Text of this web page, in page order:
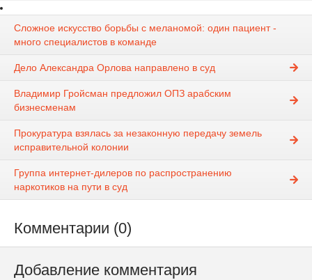
Сложное искусство борьбы с меланомой: один пациент -
много специалистов в команде
Дело Александра Орлова направлено в суд
Владимир Гройсман предложил ОПЗ арабским
бизнесменам
Прокуратура взялась за незаконную передачу земель
исправительной колонии
Группа интернет-дилеров по распространению
наркотиков на пути в суд
Комментарии (0)
Добавление комментария